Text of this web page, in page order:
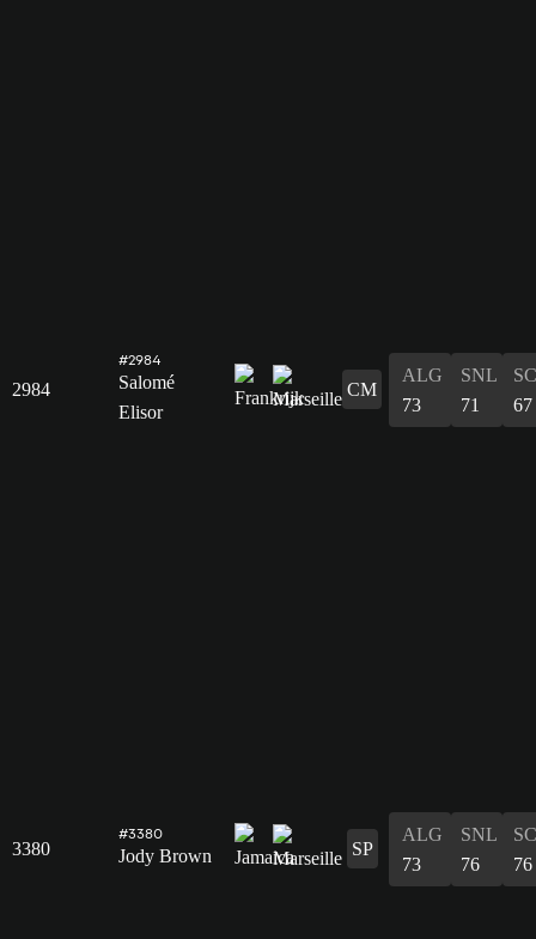
2984
#2984
Salomé
Elisor
CM
ALG
73
SNL
71
67
3380
#3380
Jody Brown SP
ALG
73
SNL
76
76